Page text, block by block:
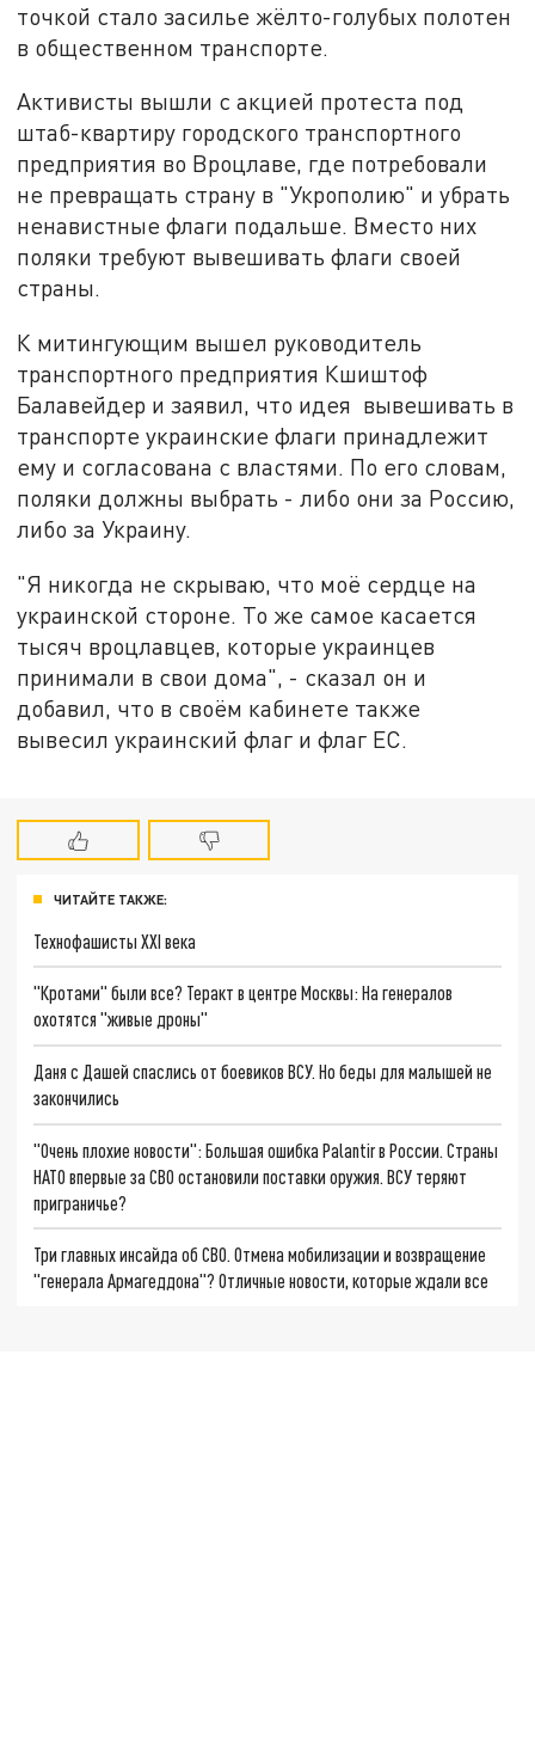
точкой стало засилье жёлто-голубых полотен
в общественном транспорте.
Активисты вышли с акцией протеста под
штаб-квартиру городского транспортного
предприятия во Вроцлаве, где потребовали
не превращать страну в "Укрополию" и убрать
ненавистные флаги подальше. Вместо них
поляки требуют вывешивать флаги своей
страны.
К митингующим вышел руководитель
транспортного предприятия Кшиштоф
Балавейдер и заявил, что идея вывешивать в
транспорте украинские флаги принадлежит
ему и согласована с властями. По его словам,
поляки должны выбрать - либо они за Россию,
либо за Украину.
"Я никогда не скрываю, что моё сердце на
украинской стороне. То же самое касается
тысяч вроцлавцев, которые украинцев
принимали в свои дома", - сказал он и
добавил, что в своём кабинете также
вывесил украинский флаг и флаг ЕС.
ЧИТАЙТЕ ТАКЖЕ:
Технофашисты XXI века
"Кротами" были все? Теракт в центре Москвы: На генералов
охотятся "живые дроны"
Даня с Дашей спаслись от боевиков ВСУ. Но беды для малышей не
закончились
"Очень плохие новости": Большая ошибка Palantir в России. Страны
НАТО впервые за СВО остановили поставки оружия. ВСУ теряют
приграничье?
Три главных инсайда об СВО. Отмена мобилизации и возвращение
"генерала Армагеддона"? Отличные новости, которые ждали все